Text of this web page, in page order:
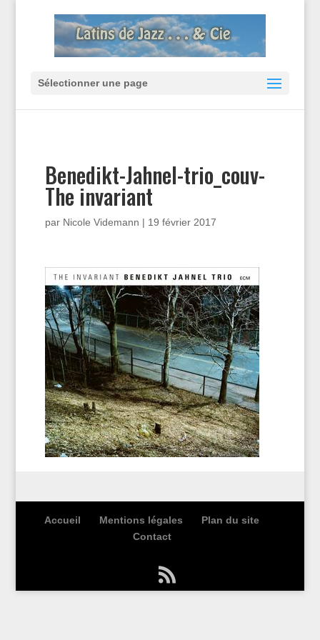
Sélectionner une page
Benedikt-Jahnel-trio_couv-
The invariant
par Nicole Videmann | 19 février 2017
Accueil Mentions légales
Plan du site
Contact